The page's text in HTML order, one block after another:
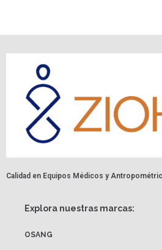
Calidad en Equipos Médicos y
Explora nuestras marcas:
OSANG